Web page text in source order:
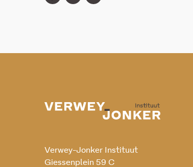
Verwey-Jonker Instituut
Giessenplein 59 C